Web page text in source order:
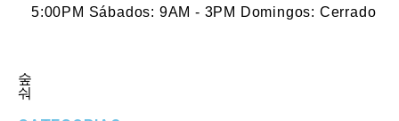
5:00PM Sábados: 9AM - 3PM Domingos: Cerrado